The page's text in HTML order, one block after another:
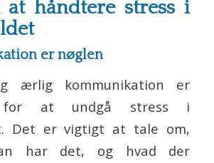
håndtere stress i
er nøglen
ærlig kommunikation er
for at undgå stress i
Det er vigtigt at tale om,
har det, og hvad der